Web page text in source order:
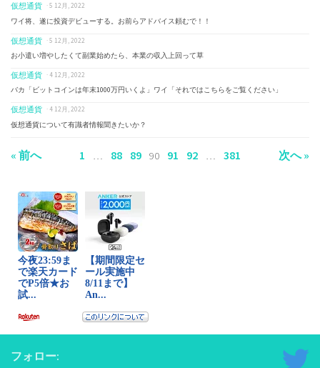
仮想通貨 · 5 12月, 2022
ワイ将、遂に投資デビューする。お前らアドバイス頼むで！！
仮想通貨 · 5 12月, 2022
お小遣い増やしたくて副業始めたら、本業の収入上回って草
仮想通貨 · 4 12月, 2022
バカ「ビットコインは年末1000万円いくよ」ワイ「それではこちらをご覧ください」
仮想通貨 · 4 12月, 2022
仮想通貨について有識者情報聞きたいか？
« 前へ 1 … 88 89 90 91 92 … 381 次へ »
フォロー: